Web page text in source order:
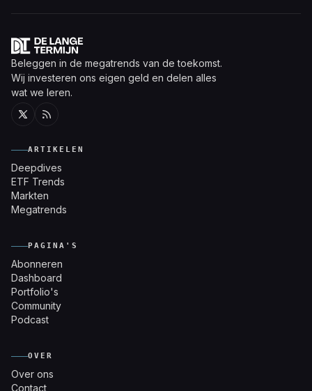
Beleggen in de megatrends van de toekomst.
Wij investeren ons eigen geld en delen alles
wat we leren.
ARTIKELEN
Deepdives
ETF Trends
Markten
Megatrends
PAGINA'S
Abonneren
Dashboard
Portfolio's
Community
Podcast
OVER
Over ons
Contact